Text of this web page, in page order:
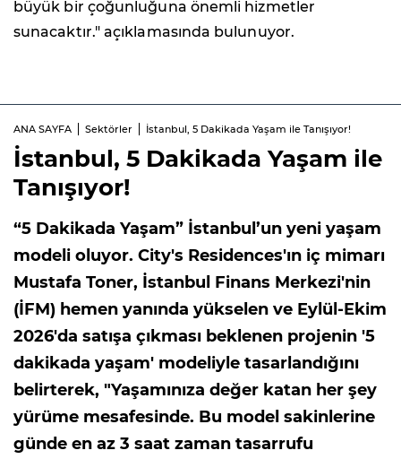
büyük bir çoğunluğuna önemli hizmetler
sunacaktır." açıklamasında bulunuyor.
ANA SAYFA Sektörler İstanbul, 5 Dakikada Yaşam ile Tanışıyor!
İstanbul, 5 Dakikada Yaşam ile
Tanışıyor!
“5 Dakikada Yaşam” İstanbul’un yeni yaşam
modeli oluyor. City's Residences'ın iç mimarı
Mustafa Toner, İstanbul Finans Merkezi'nin
(İFM) hemen yanında yükselen ve Eylül-Ekim
2026'da satışa çıkması beklenen projenin '5
dakikada yaşam' modeliyle tasarlandığını
belirterek, "Yaşamınıza değer katan her şey
yürüme mesafesinde. Bu model sakinlerine
günde en az 3 saat zaman tasarrufu